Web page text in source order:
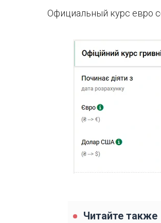
Официальный курс евро
Читайте также